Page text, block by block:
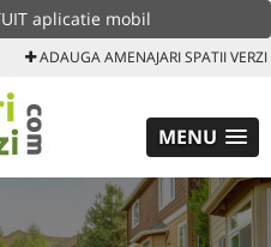
aplicatie mobil
ADAUGA AMENAJARI SPATII VERZI
MENU